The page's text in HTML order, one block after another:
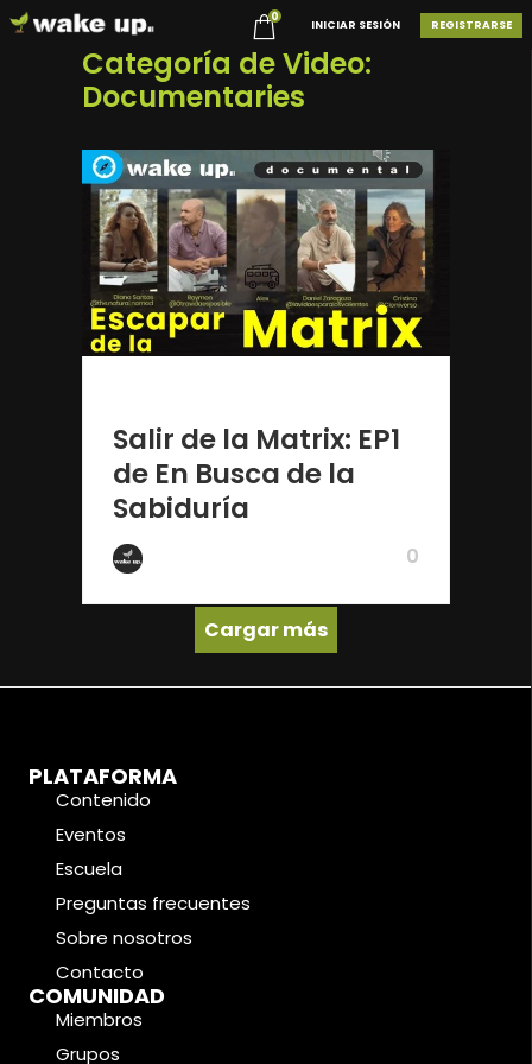
0
REGISTRARSE
INICIAR SESIÓN
Categoría de Video:
Documentaries
Salir de la Matrix: EP1
de En Busca de la
Sabiduría
0
Cargar más
PLATAFORMA
Contenido
Eventos
Escuela
Preguntas frecuentes
Sobre nosotros
Contacto
COMUNIDAD
Miembros
Grupos